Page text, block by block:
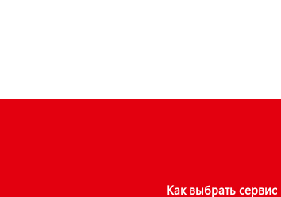
Как выбрать сервис